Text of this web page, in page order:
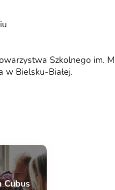
Szkolnego im.
w Bielsku-Białej.
Cubus